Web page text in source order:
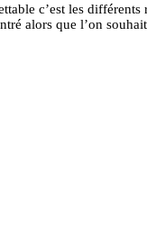
c’est les différents
alors que l’on